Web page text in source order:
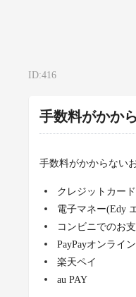
ID:416
手数料がかか
手数料がかからない
クレジットカー
電子マネー(Edy
コンビニでのお
PayPayオンライ
楽天ペイ
au PAY